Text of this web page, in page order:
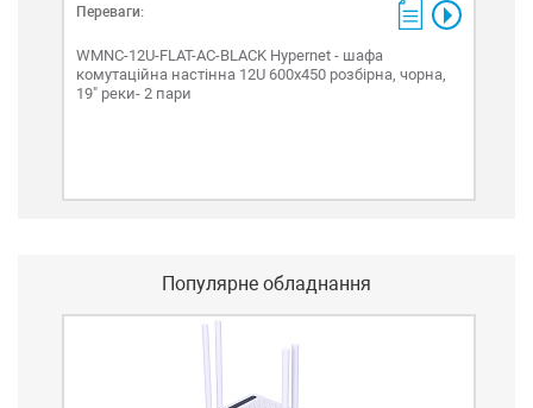
Переваги:
WMNC-12U-FLAT-AC-BLACK Hypernet - шафа
комутаційна настінна 12U 600х450 розбірна, чорна,
19" реки- 2 пари
Популярне обладнання